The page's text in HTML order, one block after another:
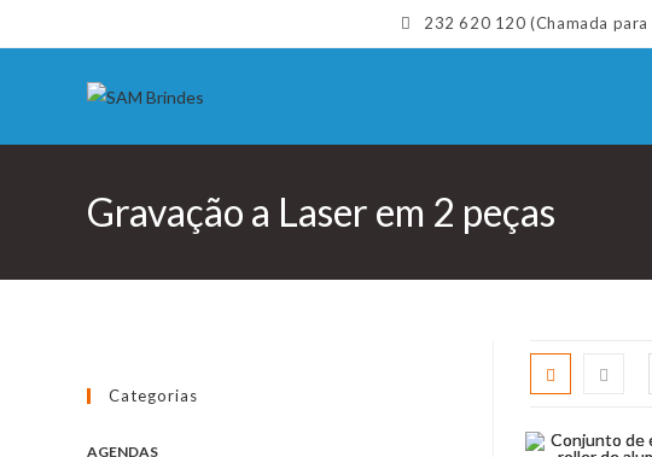
to
232 620 120 (Chamada
Gravação a Laser em 2 peças
Categorias
AGENDAS